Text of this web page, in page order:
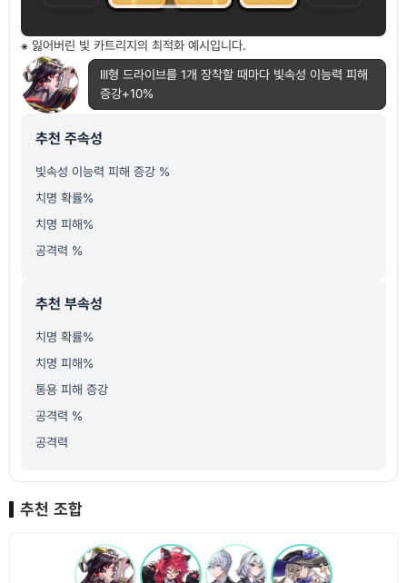
⁕ 잃어버린 빛 카트리지의 최적화 예시입니다.
III형 드라이브를 1개 장착할 때마다 빛속성 이능력 피해
증강+10%
추천 주속성
빛속성 이능력 피해 증강 %
치명 확률%
치명 피해%
공격력 %
추천 부속성
치명 확률%
치명 피해%
통용 피해 증강
공격력 %
공격력
추천 조합